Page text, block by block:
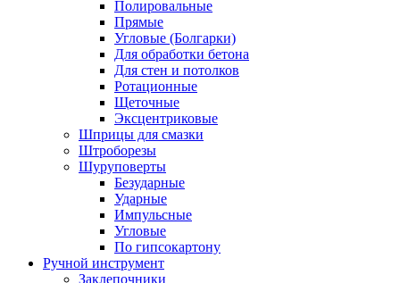
Полировальные
Прямые
Угловые (Болгарки)
Для обработки бетона
Для стен и потолков
Ротационные
Щеточные
Эксцентриковые
Шприцы для смазки
Штроборезы
Шуруповерты
Безударные
Ударные
Импульсные
Угловые
По гипсокартону
Ручной инструмент
Заклепочники